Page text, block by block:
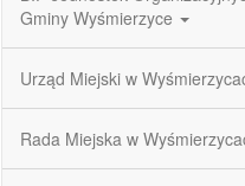
Gminy Wyśmierzyce
Urząd Miejski w
Rada Miejska w